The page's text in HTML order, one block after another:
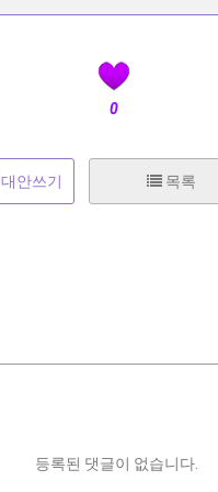
0
대안쓰기 목록
등록된 댓글이 없습니다.